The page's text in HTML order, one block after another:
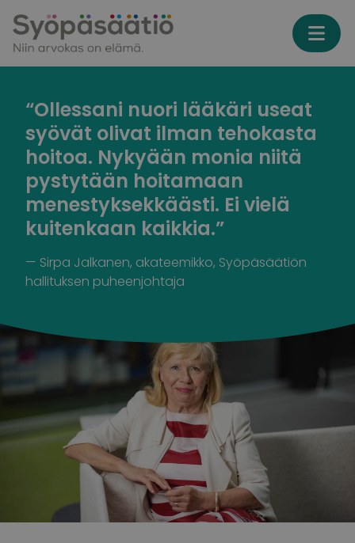
“Ollessani nuori lääkäri useat
syövät olivat ilman tehokasta
hoitoa. Nykyään monia niitä
pystytään hoitamaan
menestyksekkäästi. Ei vielä
kuitenkaan kaikkia.”
— Sirpa Jalkanen, akateemikko, Syöpäsäätiön
hallituksen puheenjohtaja